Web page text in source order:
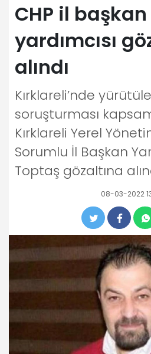
CHP il başkan
yardımcısı
alındı
Kırklareli’nde
soruşturması
Kırklareli Yerel
Sorumlu İl Başkan
Toptaş gözaltına
08-03-2022